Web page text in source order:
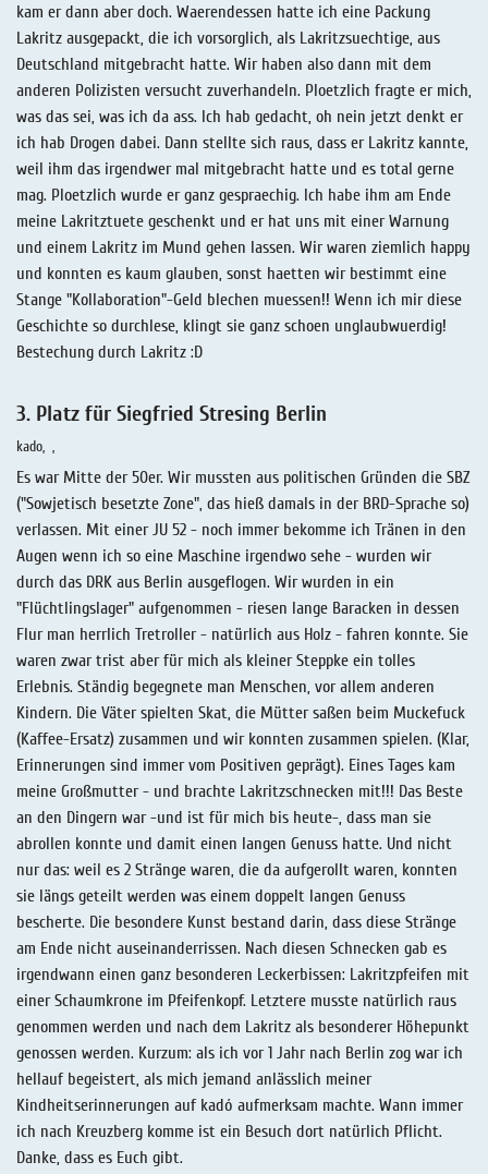
kam er dann aber doch. Waerendessen hatte ich eine Packung
Lakritz ausgepackt, die ich vorsorglich, als Lakritzsuechtige, aus
Deutschland mitgebracht hatte. Wir haben also dann mit dem
anderen Polizisten versucht zuverhandeln. Ploetzlich fragte er mich,
was das sei, was ich da ass. Ich hab gedacht, oh nein jetzt denkt er
ich hab Drogen dabei. Dann stellte sich raus, dass er Lakritz kannte,
weil ihm das irgendwer mal mitgebracht hatte und es total gerne
mag. Ploetzlich wurde er ganz gespraechig. Ich habe ihm am Ende
meine Lakritztuete geschenkt und er hat uns mit einer Warnung
und einem Lakritz im Mund gehen lassen. Wir waren ziemlich happy
und konnten es kaum glauben, sonst haetten wir bestimmt eine
Stange "Kollaboration"-Geld blechen muessen!! Wenn ich mir diese
Geschichte so durchlese, klingt sie ganz schoen unglaubwuerdig!
Bestechung durch Lakritz :D
3. Platz für Siegfried Stresing Berlin
kado
Es war Mitte der 50er. Wir mussten aus politischen Gründen die SBZ
("Sowjetisch besetzte Zone", das hieß damals in der BRD-Sprache so)
verlassen. Mit einer JU 52 - noch immer bekomme ich Tränen in den
Augen wenn ich so eine Maschine irgendwo sehe - wurden wir
durch das DRK aus Berlin ausgeflogen. Wir wurden in ein
"Flüchtlingslager" aufgenommen - riesen lange Baracken in dessen
Flur man herrlich Tretroller - natürlich aus Holz - fahren konnte. Sie
waren zwar trist aber für mich als kleiner Steppke ein tolles
Erlebnis. Ständig begegnete man Menschen, vor allem anderen
Kindern. Die Väter spielten Skat, die Mütter saßen beim Muckefuck
(Kaffee-Ersatz) zusammen und wir konnten zusammen spielen. (Klar,
Erinnerungen sind immer vom Positiven geprägt). Eines Tages kam
meine Großmutter - und brachte Lakritzschnecken mit!!! Das Beste
an den Dingern war -und ist für mich bis heute-, dass man sie
abrollen konnte und damit einen langen Genuss hatte. Und nicht
nur das: weil es 2 Stränge waren, die da aufgerollt waren, konnten
sie längs geteilt werden was einem doppelt langen Genuss
bescherte. Die besondere Kunst bestand darin, dass diese Stränge
am Ende nicht auseinanderrissen. Nach diesen Schnecken gab es
irgendwann einen ganz besonderen Leckerbissen: Lakritzpfeifen mit
einer Schaumkrone im Pfeifenkopf. Letztere musste natürlich raus
genommen werden und nach dem Lakritz als besonderer Höhepunkt
genossen werden. Kurzum: als ich vor 1 Jahr nach Berlin zog war ich
hellauf begeistert, als mich jemand anlässlich meiner
Kindheitserinnerungen auf kadó aufmerksam machte. Wann immer
ich nach Kreuzberg komme ist ein Besuch dort natürlich Pflicht.
Danke, dass es Euch gibt.